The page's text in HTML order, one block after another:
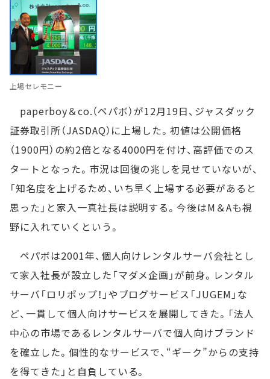
上場セレモニー
paperboy＆co.（ペパボ）が12月19日、ジャスダック
証券取引所（JASDAQ）に上場した。初値は公開価格
（1900円）の約2倍となる4000円を付け、高評価でのス
タートとなった。市況は回復の兆しを見せていないが、
「知名度を上げるため、いち早く上場する必要があると
思った」と家入一真社長は説明する。今後はM＆Aも視
野に入れていくという。
ペパボは2001年、個人向けレンタルサーバ会社とし
て家入社長が設立した「マダメ企画」が前身。レンタル
サーバ「ロリポップ！」やブログサービス「JUGEM」な
ど、一貫して個人向けサービスを展開してきた。「法人
中心の市場であるレンタルサーバで個人向けブランド
を確立した。個性的なサービスで、“ギーク”からの支持
を得てきた」と自負している。